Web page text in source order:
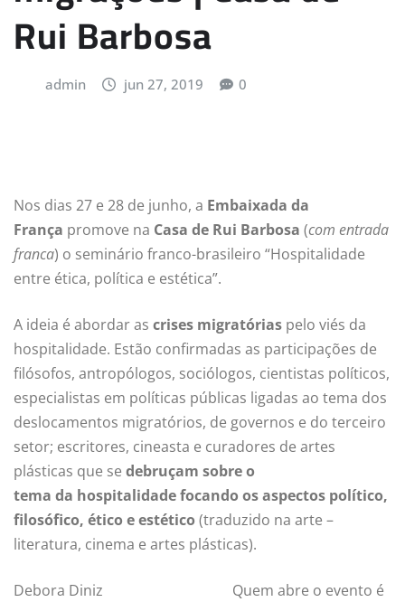
Rui Barbosa
admin jun 27, 2019 0
Nos dias 27 e 28 de junho, a Embaixada da
França promove na Casa de Rui Barbosa (com entrada
franca) o seminário franco-brasileiro “Hospitalidade
entre ética, política e estética”.
A ideia é abordar as crises migratórias pelo viés da
hospitalidade. Estão confirmadas as participações de
filósofos, antropólogos, sociólogos, cientistas políticos,
especialistas em políticas públicas ligadas ao tema dos
deslocamentos migratórios, de governos e do terceiro
setor; escritores, cineasta e curadores de artes
plásticas que se debruçam sobre o
tema da hospitalidade focando os aspectos político,
filosófico, ético e estético (traduzido na arte –
literatura, cinema e artes plásticas).
Debora Diniz
Quem abre o evento é